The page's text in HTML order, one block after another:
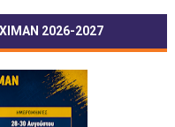
2026-2027